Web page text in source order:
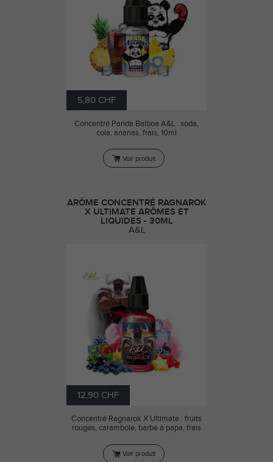
5,80 CHF
Concentré Panda Balboa A&L : soda,
cola, ananas, frais, 10ml
Voir produit
ARÔME CONCENTRÉ RAGNAROK
X ULTIMATE ARÔMES ET
LIQUIDES - 30ML
A&L
12,90 CHF
Concentré Ragnarok X Ultimate : fruits
rouges, carambole, barbe à papa, frais
Voir produit